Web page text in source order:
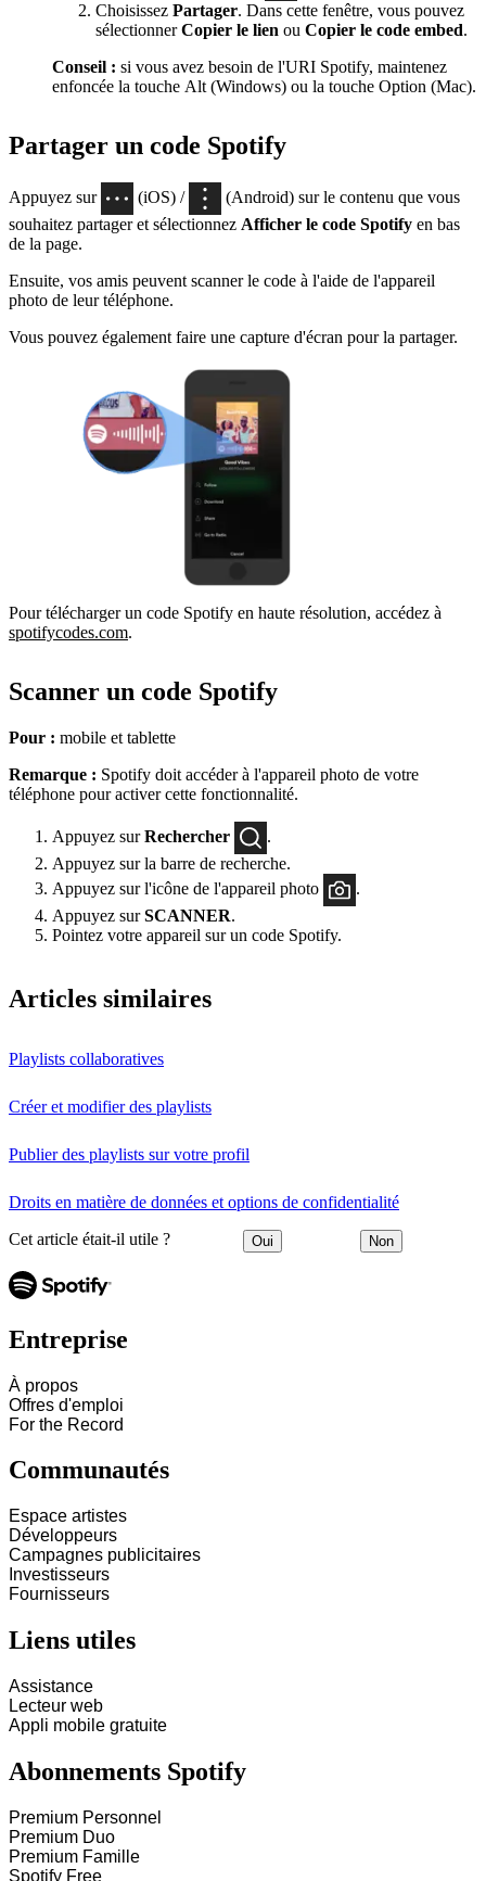
Choisissez Partager. Dans cette fenêtre, vous pouvez
sélectionnerCopier le lien ou Copier le code embed.
Conseil : si vous avez besoin de l'URI Spotify, maintenez
enfoncée la touche Alt (Windows) ou la touche Option (Mac).
Partager un code Spotify
Appuyez sur (iOS) /
(Android) sur le contenu que vous
souhaitez partager et sélectionnez Afficher le code Spotify en bas
de la page.
Ensuite, vos amis peuvent scanner le code à l'aide de l'appareil
photo de leur téléphone.
Vous pouvez également faire une capture d'écran pour la partager.
Pour télécharger un code Spotify en haute résolution, accédez à
spotifycodes.com.
Scanner un code Spotify
Pour : mobile et tablette
Remarque : Spotify doit accéder à l'appareil photo de votre
téléphone pour activer cette fonctionnalité.
Appuyez surRechercher
.
Appuyez sur la barre de recherche.
Appuyez sur l'icône de l'appareil photo
.
Appuyez surSCANNER.
Pointez votre appareil sur un code Spotify.
Articles similaires
Playlists collaboratives
Créer et modifier des playlists
Publier des playlists sur votre profil
Droits en matière de données et options de confidentialité
Cet article était-il utile ? Oui Non
Entreprise
À propos
Offres d'emploi
For the Record
Communautés
Espace artistes
Développeurs
Campagnes publicitaires
Investisseurs
Fournisseurs
Liens utiles
Assistance
Lecteur web
Appli mobile gratuite
Abonnements Spotify
Premium Personnel
Premium Duo
Premium Famille
Spotify Free